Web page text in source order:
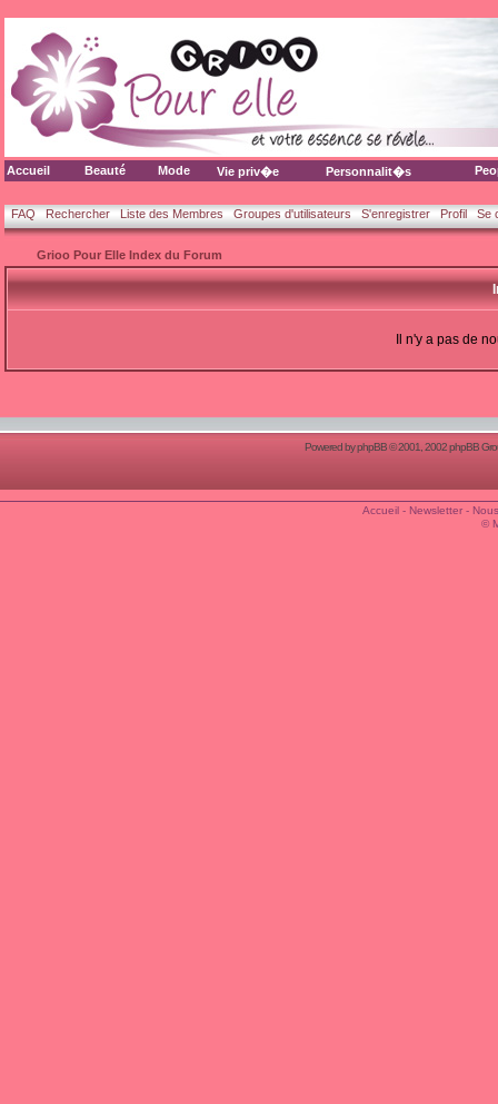
Accueil Beauté Mode Vie priv�e Personnalit�s
FAQ Rechercher Liste des Membres Groupes d'utilisateurs S'enregistrer Profil Se
Grioo Pour Elle Index du Forum
Il n'y a pas de
Powered byphpBB© 2001, 2002 phpBB
Accueil- Newsletter-
©